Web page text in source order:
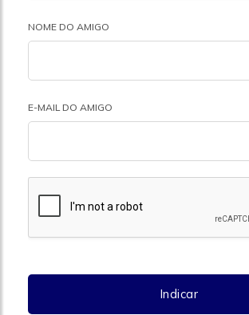
NOME DO AMIGO
E-MAIL DO AMIGO
Indicar